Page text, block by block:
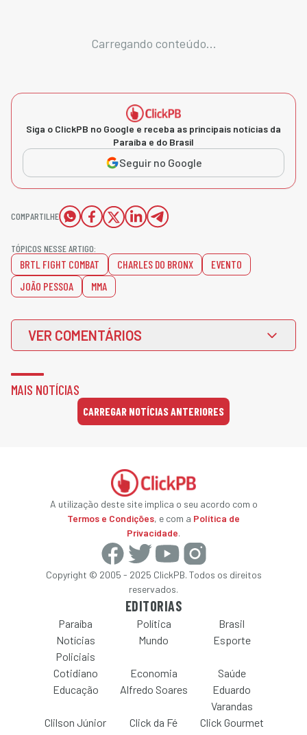
Carregando conteúdo...
Siga o ClickPB no Google e receba as principais notícias da
Paraíba e do Brasil
Seguir no Google
COMPARTILHE
TÓPICOS NESSE ARTIGO:
BRTL FIGHT COMBAT CHARLES DO BRONX
EVENTO
JOÃO PESSOA
MMA
VER COMENTÁRIOS
MAIS NOTÍCIAS
CARREGAR NOTÍCIAS ANTERIORES
A utilização deste site implica o seu acordo com o
Termos e Condições, e com a Política de
Privacidade.
Copyright © 2005 - 2025 ClickPB. Todos os direitos
reservados.
EDITORIAS
Paraíba Política
Brasil
Notícias
Policiais
Mundo Esporte
Cotidiano Economia
Saúde
Educação
Alfredo Soares
Eduardo
Varandas
Clilson Júnior
Click da Fé
Click Gourmet